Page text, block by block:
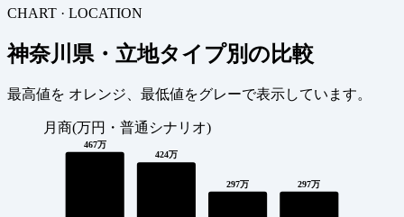
CHART · LOCATION
神奈川県・立地タイプ別の比較
最高値を オレンジ、最低値をグレーで表示しています。
月商(万円・普通シナリオ)
467万
424万
297万 297万